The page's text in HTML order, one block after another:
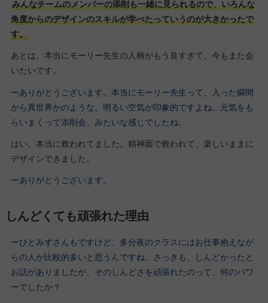
みんなチームのメンバーの添削も一緒に見られるので、いろんな
角度からのデザインのスキルが学べたっていうのが大きかったで
す。
あとは、本当にモーリー先生の人柄がもう良すぎて、今もまた会
いたいです。
ーありがとうございます。本当にモーリー先生って、入った瞬間
から異世界かのような。明るい空気が印象的ですよね。元気をも
らいまくって添削会、みたいな感じでしたね。
はい、本当に救われてました。精神面で救われて、楽しいままに
デザインできました。
ーありがとうございます。
しんどくても頑張れた理由
ーひとみずさんもですけど、多分夜のクラスにはお仕事抱えなが
らの人が比較的多いと思うんですね。さっきも、しんどかったと
お話がありましたが、そのしんどさを頑張れたのって、何のパワ
ーでしたか？